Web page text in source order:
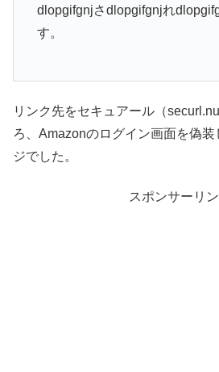
dlopgifgnjさdlopgifgnjれ
す。
リンク先をセキュアール（
ろ、Amazonのログイン画面を偽
ジでした。
スポンサーリ